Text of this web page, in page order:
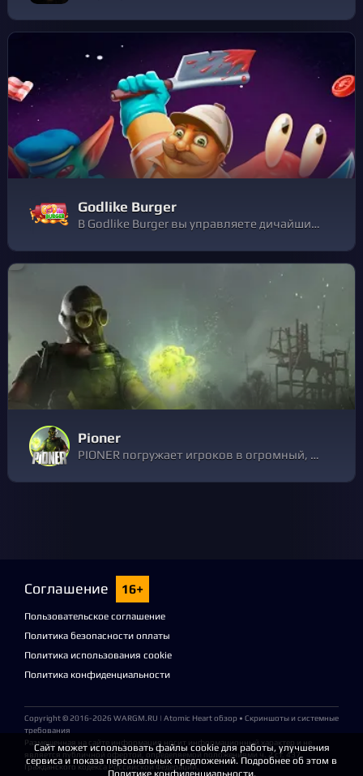
Godlike Burger
В Godlike Burger вы управляете дичайшим рестораном галактики! Оглушайте, травите, крошите посетителей изощренными способами... и строгайте их в бургеры! И если все делать по уму, инопланетные гости не переведутся, ведь каннибализм — это грустно, но вкусно.
Pioner
PIONER погружает игроков в огромный, мрачный мир, где выживание зависит от исследований, крафтинга и умного управления ресурсами. Будучи MMO FPS, игра предлагает как PvE-миссии, так и захватывающие PvP-зоны, уникальную механику крафтинга и сотни видов оружия и глубокую историю.
Соглашение 16+
Пользовательское соглашение
Политика безопасности оплаты
Политика использования cookie
Политика конфиденциальности
Copyright © 2016-2026 WARGM.RU | Atomic Heart обзор • Скриншоты и системные
требования
Размещенная на сайте информация носит информационный характер и не
является публичной офертой, определяемой положениями ч. 2 ст. 437
Гражданского кодекса Российской Федерации.
Сайт может использовать файлы cookie для работы, улучшения
сервиса и показа персональных предложений. Подробнее об этом в
Политике конфиденциальности.